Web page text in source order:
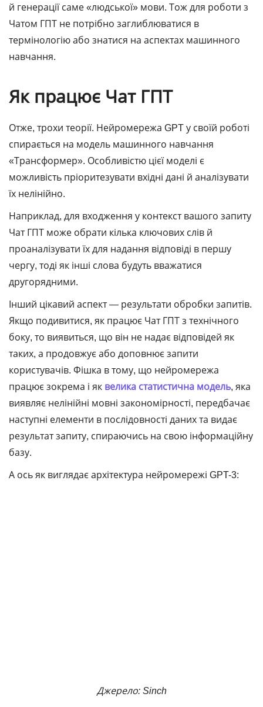
й генерації саме «людської» мови. Тож для роботи з
Чатом ГПТ не потрібно заглиблюватися в
термінологію або знатися на аспектах машинного
навчання.
Як працює Чат ГПТ
Отже, трохи теорії. Нейромережа GPT у своїй роботі
спирається на модель машинного навчання
«Трансформер». Особливістю цієї моделі є
можливість пріоритезувати вхідні дані й аналізувати
їх нелінійно.
Наприклад, для входження у контекст вашого запиту
Чат ГПТ може обрати кілька ключових слів й
проаналізувати їх для надання відповіді в першу
чергу, тоді як інші слова будуть вважатися
другорядними.
Інший цікавий аспект ― результати обробки запитів.
Якщо подивитися, як працює Чат ГПТ з технічного
боку, то виявиться, що він не надає відповідей як
таких, а продовжує або доповнює запити
користувачів. Фішка в тому, що нейромережа
працює зокрема і як велика статистична модель, яка
виявляє нелінійні мовні закономірності, передбачає
наступні елементи в послідовності даних та видає
результат запиту, спираючись на свою інформаційну
базу.
А ось як виглядає архітектура нейромережі GPT-3:
Джерело:Sinch